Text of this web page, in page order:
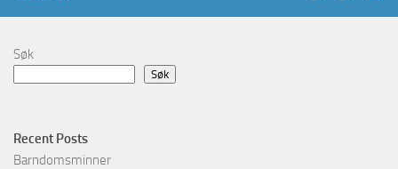
Søk
Søk
Recent Posts
Barndomsminner